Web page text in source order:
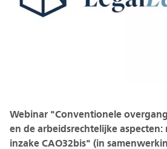
Webinar "Conventionele
en de arbeidsrechtelijke aspecten:
inzake CAO32bis" (in